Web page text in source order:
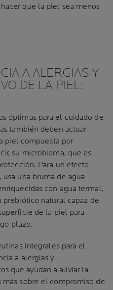
que la piel sea menos
A ALERGIAS Y
DE LA PIEL:
óptimas para el cuidado de
también deben actuar
piel compuesta por
su microbioma, que es
Para un efecto
una bruma de agua
con agua termal,
prebiótico natural capaz de
de la piel para
plazo.
integrales para el
a alergias y
que ayudan a aliviar la
sobre el compromiso de